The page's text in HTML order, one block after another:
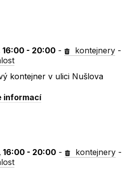
16:00 - 20:00 - kontejnery -
kontejner v ulici Nušlova
informací
16:00 - 20:00 - kontejnery -